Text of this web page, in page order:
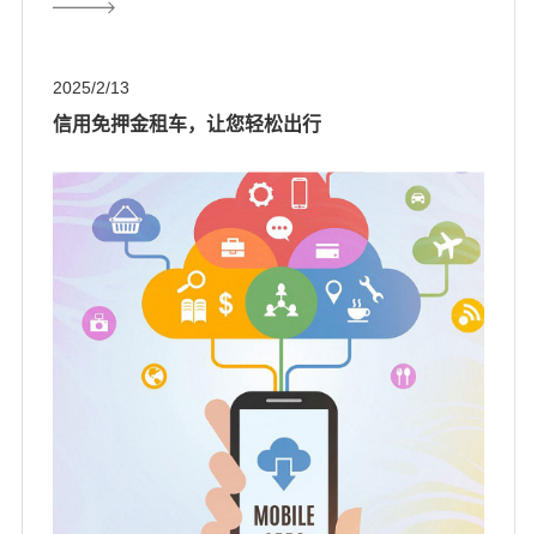
2025/2/13
信用免押金租车，让您轻松出行